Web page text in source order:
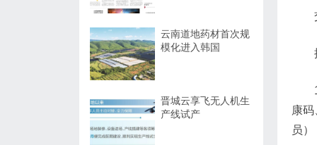
康
员
云南道地药材首次规
模化进入韩国
晋城云享飞无人机生
产线试产